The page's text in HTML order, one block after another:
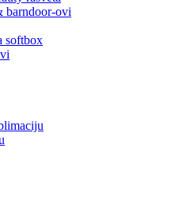
barndoor-ovi
softbox